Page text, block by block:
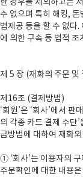
한 경우를 제외하고는
수 없으며 특히 해킹,
법제공 등을 할 수 없다
에 의한 구속 등 법적
제 5 장 (재화의 주문 및
제16조 (결제방법)
‘회원’은 ‘회사’에서
의 각종 카드 결제 수단
급방법에 대하여 재화
① ‘회사’는 이용자의
주문확인에 대한 내용